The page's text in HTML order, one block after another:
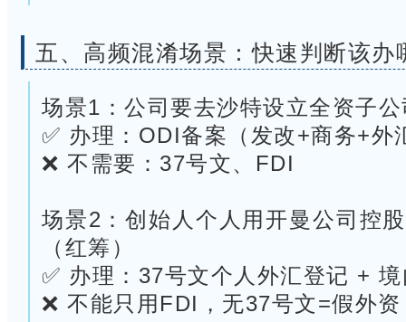
五、 高频混淆场景：快速判断该办
场景1：公司要去沙特设立全资子
✅ 办理：ODI备案（发改+商务+外
❌ 不需要：37号文、FDI
场景2：创始人个人用开曼公司控
（红筹）
✅ 办理：37号文个人外汇登记 +
❌ 不能只用FDI，无37号文=假外资